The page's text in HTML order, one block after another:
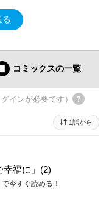
る
コミックスの一覧
インが必要です）
1話から
幸福に」(2)
で今すぐ読める！